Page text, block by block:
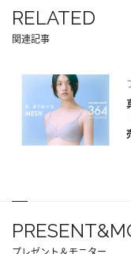
RELATED
関連記事